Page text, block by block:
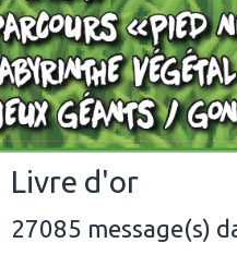
Livre d'or
27085 message(s)